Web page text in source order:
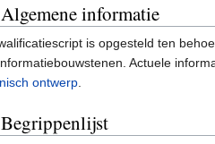
Algemene informatie
is opgesteld ten
Actuele
ontwerp.
Begrippenlijst